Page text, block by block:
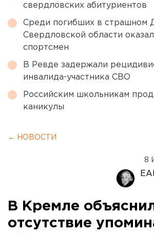
свердловских абитуриентов
Среди погибших в страшном
Свердловской области
спортсмен
В Ревде задержали
инвалида-участника СВО
Российским школьникам
каникулы
← НОВОСТИ
8
В Кремле
отсутствие